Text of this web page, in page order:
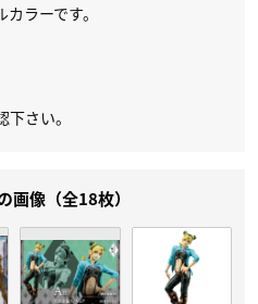
ラーです。
さい。
画像（全18枚）